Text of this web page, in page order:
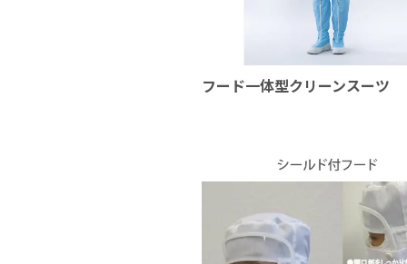
フード一体型クリーンスーツ